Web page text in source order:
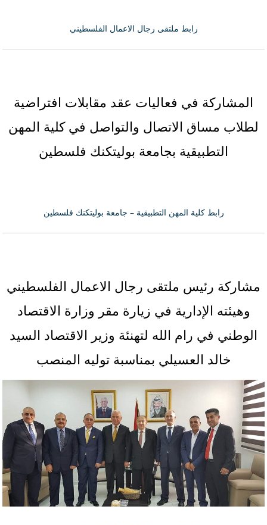
رابط ملتقى رجال الاعمال الفلسطيني
المشاركة في فعاليات عقد مقابلات افتراضية
لطلاب مساق الاتصال والتواصل في كلية المهن
التطبيقية بجامعة بوليتكنك فلسطين
رابط كلية المهن التطبيقية – جامعة بوليتكنك فلسطين
مشاركة رئيس ملتقى رجال الاعمال الفلسطيني
وهيئته الإدارية في زيارة مقر وزارة الاقتصاد
الوطني في رام الله لتهنئة وزير الاقتصاد السيد
خالد العسيلي بمناسبة توليه المنصب